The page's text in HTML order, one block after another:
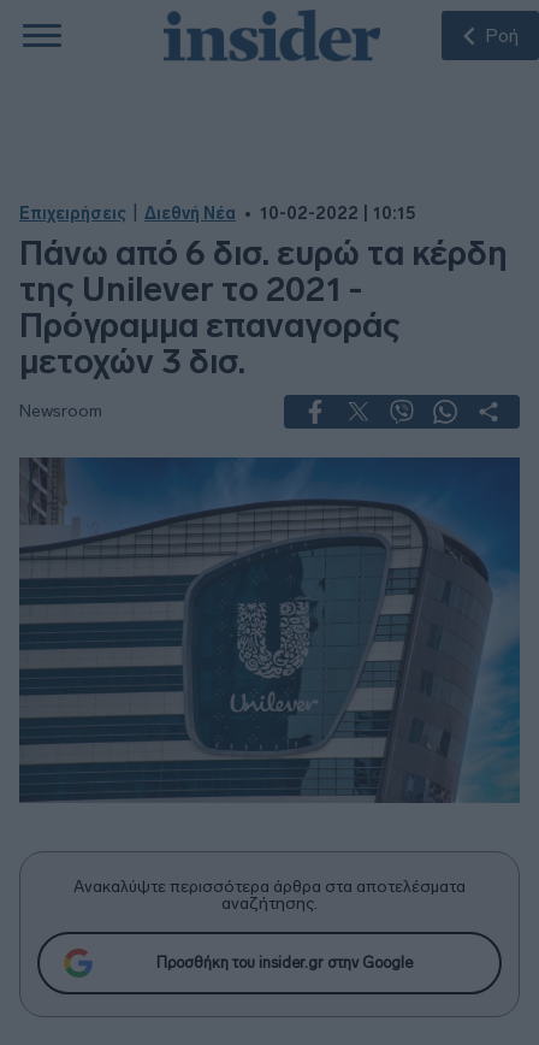
Ροή
Επιχειρήσεις Διεθνή Νέα 10-02-2022 | 10:15
Πάνω από 6 δισ. ευρώ τα κέρδη
της Unilever το 2021 -
Πρόγραμμα επαναγοράς
μετοχών 3 δισ.
Newsroom
Ανακαλύψτε περισσότερα άρθρα στα αποτελέσματα
αναζήτησης.
Προσθήκη του insider.gr στην Google